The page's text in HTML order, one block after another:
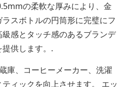
の柔軟な厚みにより、金
ラスボトルの円筒形に完璧にフ
級感とタッチ感のあるブランデ
提供します。.
庫、コーヒーメーカー、洗濯
ィックを向上させます。 エッ